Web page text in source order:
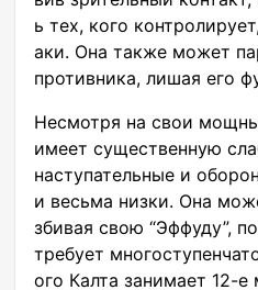
ь тех, кого
аки. Она также может
противника, лишая его
Несмотря на свои
имеет существенную
наступательные и
и весьма низки. Она
збивая свою “Эффуду”,
требует
ого Калта занимает 12-е